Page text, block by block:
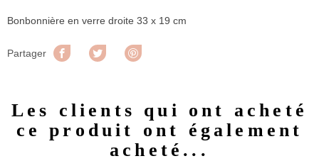
Bonbonnière en verre droite 33 x 19 cm
Partager Partager Tweet
Les clients qui ont acheté
ce produit ont également
acheté...